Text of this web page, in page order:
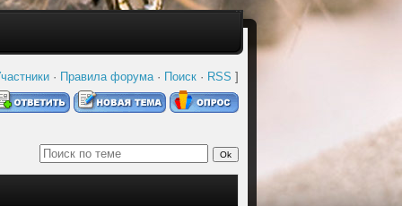
...
· Правила форума· Поиск · RSS ]